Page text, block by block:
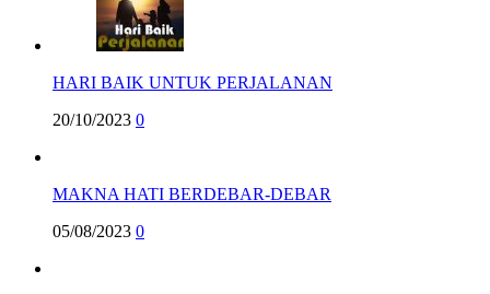
HARI BAIK UNTUK PERJALANAN
20/10/2023 0
MAKNA HATI BERDEBAR-DEBAR
05/08/2023 0